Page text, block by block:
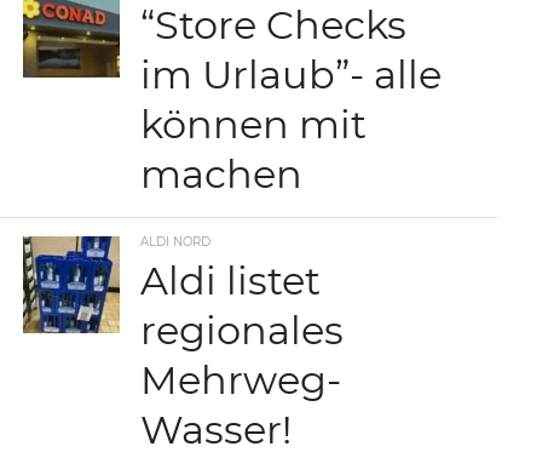
“Store Checks
im Urlaub”- alle
können mit
machen
ALDI NORD
Aldi listet
regionales
Mehrweg-
Wasser!